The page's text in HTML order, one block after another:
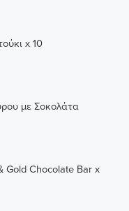
x 10
με Σοκολάτα
Gold Chocolate Bar x